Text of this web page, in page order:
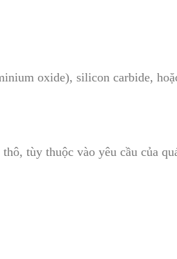
oxide), silicon carbide,
tùy thuộc vào yêu cầu của